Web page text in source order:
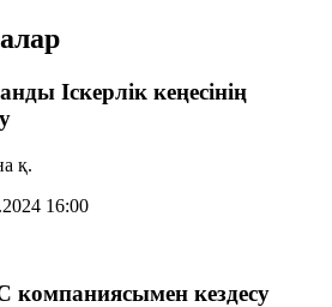
Іскерлік кеңесінің
қ.
16:00
кездесу